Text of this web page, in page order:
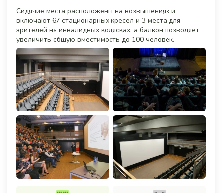
Сидячие места расположены на возвышениях и
включают 67 стационарных кресел и 3 места для
зрителей на инвалидных колясках, а балкон позволяет
увеличить общую вместимость до 100 человек.